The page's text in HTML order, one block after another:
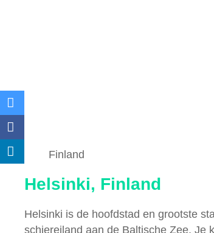
Finland
Helsinki, Finland
Helsinki is de hoofdstad en grootste
schiereiland aan de Baltische Zee. Je